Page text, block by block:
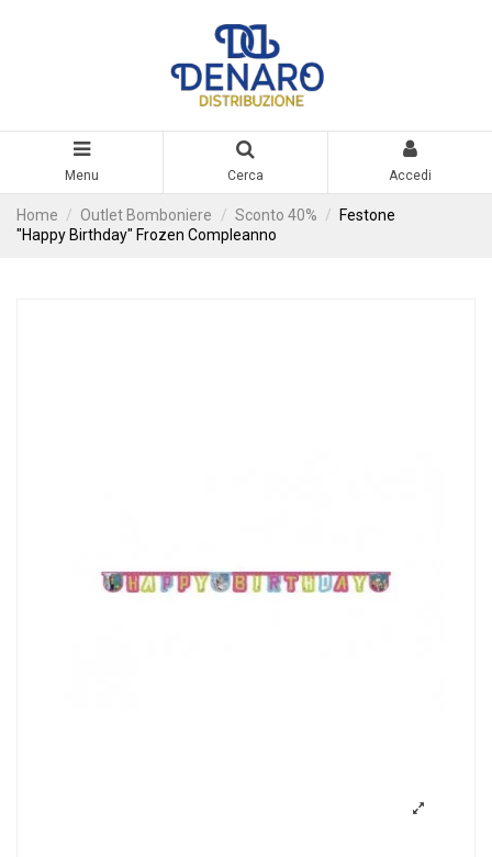
Menu Cerca Accedi
Home Outlet Bomboniere Sconto 40%
Festone
"Happy Birthday" Frozen Compleanno